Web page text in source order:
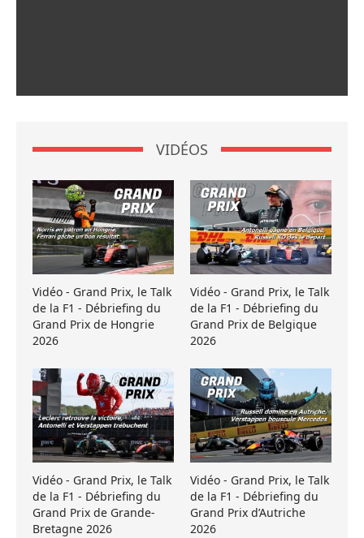
VIDÉOS
Vidéo - Grand Prix, le Talk
de la F1 - Débriefing du
Grand Prix de Hongrie
2026
Vidéo - Grand Prix, le Talk
de la F1 - Débriefing du
Grand Prix de Belgique
2026
Vidéo - Grand Prix, le Talk
de la F1 - Débriefing du
Grand Prix de Grande-
Bretagne 2026
Vidéo - Grand Prix, le Talk
de la F1 - Débriefing du
Grand Prix d’Autriche
2026